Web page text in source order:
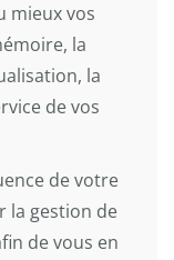
mieux vos
la
la
de vos
de votre
la gestion de
de vous en